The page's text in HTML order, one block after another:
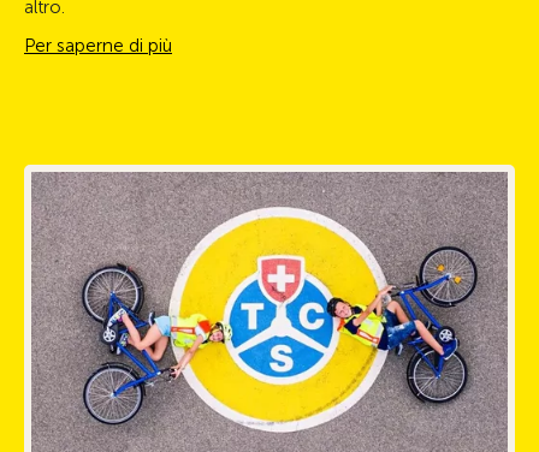
altro.
Per saperne di più